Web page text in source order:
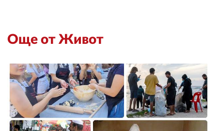
Още от Живот